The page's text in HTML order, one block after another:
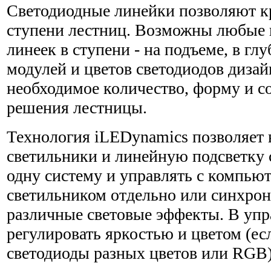
Светодиодные линейки позволяют
ступени лестниц. Возможны любые
линеек в ступени - на подъеме, в
модулей и цветов светодиодов
необходимое количество, форму и
решения лестницы.
Технология iLEDynamics позволяет
светильники и линейную подсветку
одну систему и управлять с
светильником отдельно или
различные световые эффекты. В
регулировать яркостью и цветом
светодиоды разных цветов или